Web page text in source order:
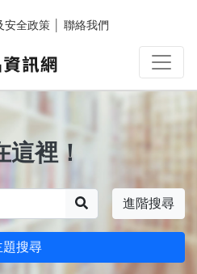
安全政策 聯絡我們
裡！
進階搜尋
題搜尋